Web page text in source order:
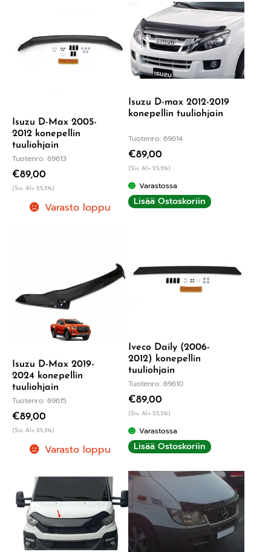
Isuzu D-Max 2005-
2012 konepellin
tuuliohjain
Tuotenro: 69613
€89,00
(Sis. Alv 25,5%)
Varasto loppu
Isuzu D-max 2012-2019
konepellin tuuliohjain
Tuotenro: 69614
€89,00
(Sis. Alv 25,5%)
Varastossa
Lisää Ostoskoriin
Isuzu D-Max 2019-
2024 konepellin
tuuliohjain
Tuotenro: 69615
€89,00
(Sis. Alv 25,5%)
Varasto loppu
Iveco Daily (2006-
2012) konepellin
tuuliohjain
Tuotenro: 69610
€89,00
(Sis. Alv 25,5%)
Varastossa
Lisää Ostoskoriin